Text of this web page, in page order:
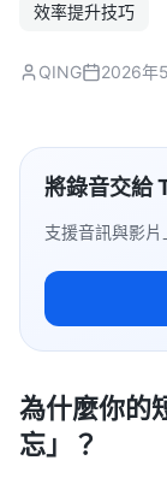
效率提升技巧
QING 2026年
將錄音交給
支援音訊與影
為什麼你的
忘」？